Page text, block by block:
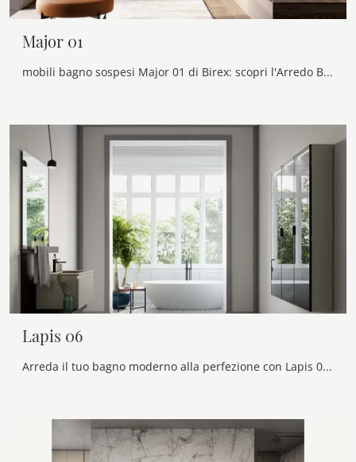
Major 01
mobili bagno sospesi Major 01 di Birex: scopri l'Arredo Bagno in melaminico moderno e arreda il tuo bagno.
Lapis 06
Arreda il tuo bagno moderno alla perfezione con Lapis 06, mobili bagno sospesi e complementi in laccato opaco di Birex.